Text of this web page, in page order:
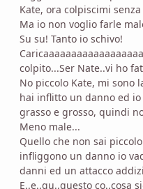
Kate, ora colpiscimi
Ma io non voglio farle
Su su! Tanto io schivo!
colpito...Ser Nate..vi ho
No piccolo Kate, mi sono
hai inflitto un danno ed
grasso e grosso, quindi
Meno male...
Quello che non sai
infliggono un danno io
danni ed un attacco
E..e..qu..questo co..cosa